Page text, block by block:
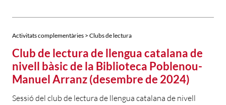
Activitats complementàries > Clubs de lectura
Club de lectura de llengua catalana de
nivell bàsic de la Biblioteca Poblenou-
Manuel Arranz (desembre de 2024)
Sessió del club de lectura de llengua catalana de nivell